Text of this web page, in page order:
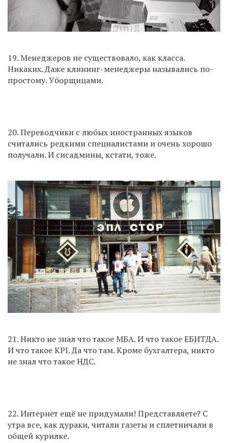
19. Менеджеров не существовало, как класса.
Никаких. Даже клининг-менеджеры назывались по-
простому. Уборщицами.
20. Переводчики с любых иностранных языков
считались редкими специалистами и очень хорошо
получали. И сисадмины, кстати, тоже.
21. Никто не знал что такое МБА. И что такое ЕБИТДА.
И что такое KPI. Да что там. Кроме бухгалтера, никто
не знал что такое НДС.
22. Интернет ещё не придумали! Представляете? С
утра все, как дураки, читали газеты и сплетничали в
общей курилке.